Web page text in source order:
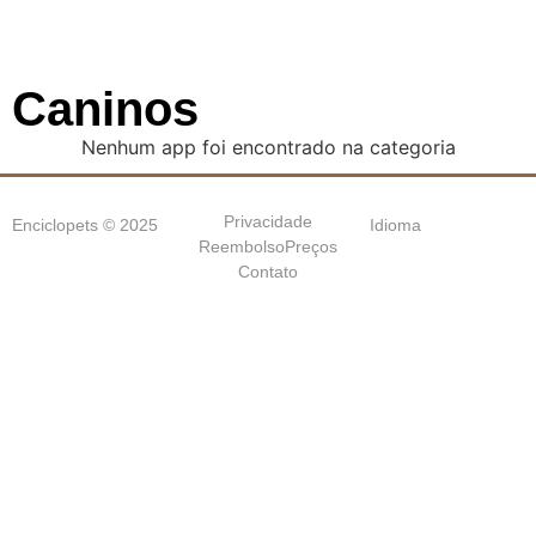
Caninos
Nenhum app foi encontrado na categoria
Enciclopets © 2025
Privacidade
ReembolsoPreços
Contato
Idioma